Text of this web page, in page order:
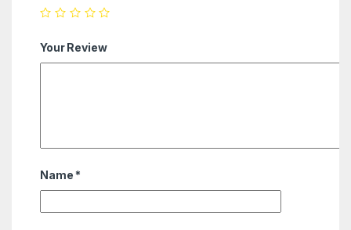
Your Review
Name *